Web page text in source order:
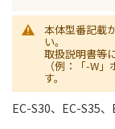
本体型番記載
い。
取扱説明書等
（例：「-W
す。
EC-S30、EC-S35